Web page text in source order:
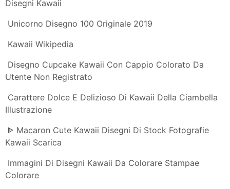
Caramelle